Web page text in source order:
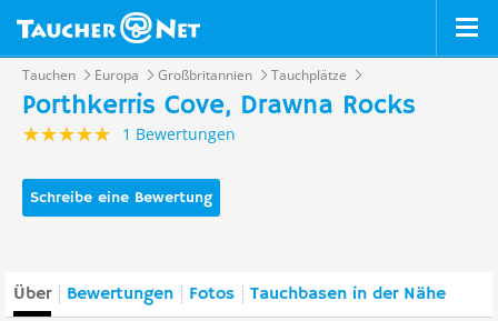
Tauchen Europa Großbritannien Tauchplätze
Porthkerris Cove, Drawna Rocks
1 Bewertungen
Schreibe eine Bewertung
Über Bewertungen Fotos Tauchbasen in der Nähe